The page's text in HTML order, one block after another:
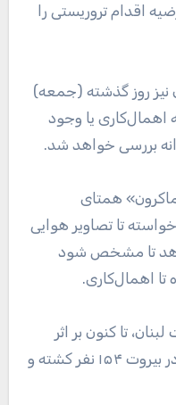
اقدام تروریستی را
روز گذشته (جمعه)
اهمال‌کاری یا وجود
بررسی خواهد شد.
ماکرون» همتای
تا تصاویر هوایی
دهد تا مشخص شود
اهمال‌کاری.
تا کنون بر اثر
انفجار مهیب عصر روز سه شنبه در بیروت ۱۵۴ نفر کشته و